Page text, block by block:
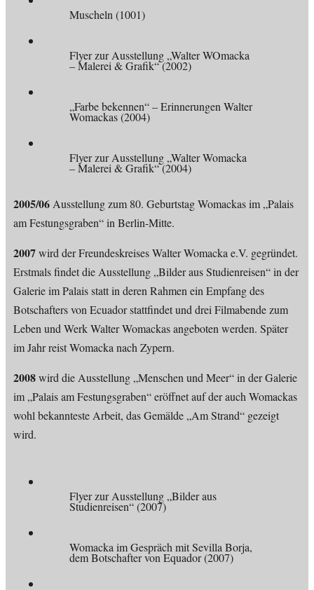
Muscheln (1001)
Flyer zur Ausstellung „Walter WOmacka
– Malerei & Grafik“ (2002)
„Farbe bekennen“ – Erinnerungen Walter
Womackas (2004)
Flyer zur Ausstellung „Walter Womacka
– Malerei & Grafik“ (2004)
2005/06Ausstellung zum 80. Geburtstag Womackas im „Palais
am Festungsgraben“ in Berlin-Mitte.
2007wird der Freundeskreises Walter Womacka e.V. gegründet.
Erstmals findet die Ausstellung „Bilder aus Studienreisen“ in der
Galerie im Palais statt in deren Rahmen ein Empfang des
Botschafters von Ecuador stattfindet und drei Filmabende zum
Leben und Werk Walter Womackas angeboten werden. Später
im Jahr reist Womacka nach Zypern.
2008wird die Ausstellung „Menschen und Meer“ in der Galerie
im „Palais am Festungsgraben“ eröffnet auf der auch Womackas
wohl bekannteste Arbeit, das Gemälde „Am Strand“ gezeigt
wird.
Flyer zur Ausstellung „Bilder aus
Studienreisen“ (2007)
Womacka im Gespräch mit Sevilla Borja,
dem Botschafter von Equador (2007)